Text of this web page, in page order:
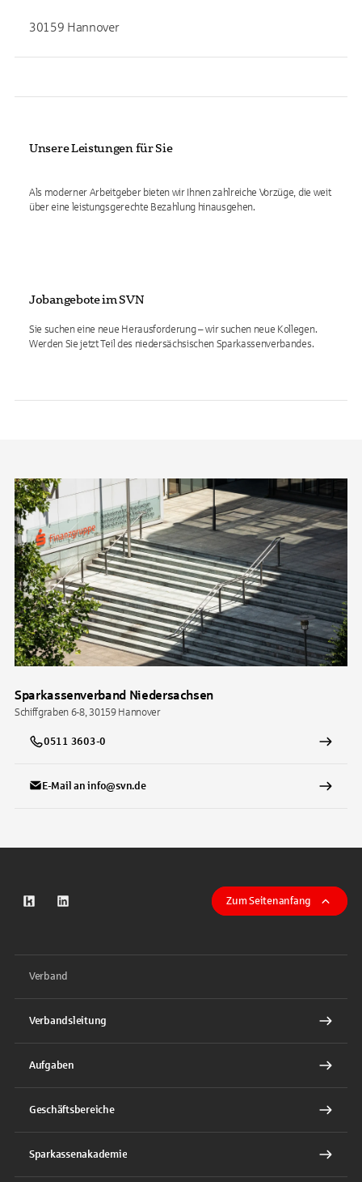
30159 Hannover
Unsere Leistungen für Sie
Als moderner Arbeitgeber bieten wir Ihnen zahlreiche Vorzüge, die weit
über eine leistungsgerechte Bezahlung hinausgehen.
Jobangebote im SVN
Sie suchen eine neue Herausforderung – wir suchen neue Kollegen.
Werden Sie jetzt Teil des niedersächsischen Sparkassenverbandes.
Sparkassenverband Niedersachsen
Schiffgraben 6-8, 30159 Hannover
0511 3603-0
E-Mail an info@svn.de
zum Kununu-Profil
zum LinkeIn-Profil
Zum Seitenanfang
Verband
Verbandsleitung
Aufgaben
Geschäftsbereiche
Sparkassenakademie